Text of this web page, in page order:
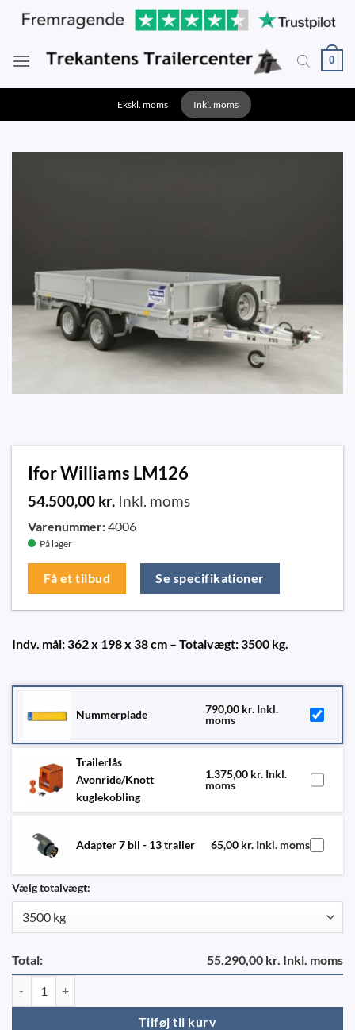
Fortsæt
0
Ekskl. moms Inkl. moms
Ifor Williams LM126
54.500,00 kr. Inkl. moms
Varenummer:4006
På lager
Få et tilbud Se specifikationer
Indv. mål: 362 x 198 x 38 cm – Totalvægt: 3500 kg.
Nummerplade 790,00 kr.Inkl.
moms
Trailerlås
Avonride/Knott
kuglekobling
1.375,00 kr.Inkl.
moms
Adapter 7 bil - 13 trailer 65,00 kr. Inkl. moms
Vælg totalvægt:
Total: 55.290,00 kr. Inkl. moms
Tilføj til kurv